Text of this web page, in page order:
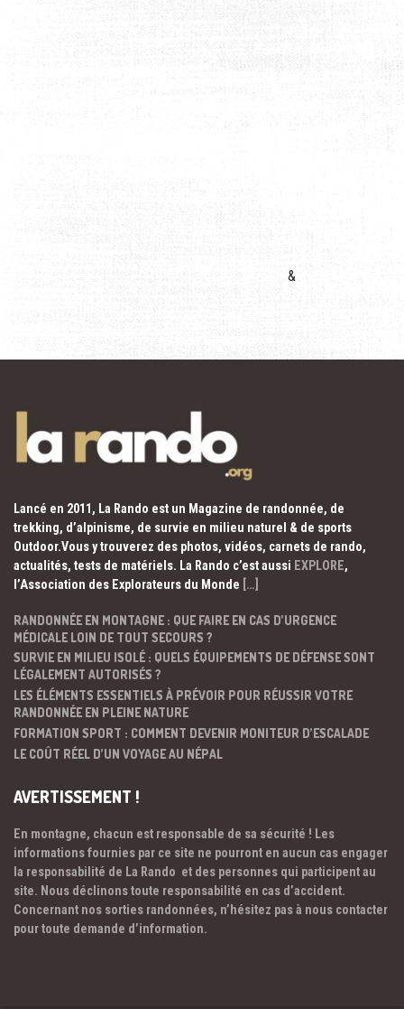
&
Lancé en 2011, La Rando est un Magazine de randonnée, de
trekking, d’alpinisme, de survie en milieu naturel & de sports
Outdoor.Vous y trouverez des photos, vidéos, carnets de rando,
actualités, tests de matériels. La Rando c’est aussi EXPLORE,
l’Association des Explorateurs du Monde […]
RANDONNÉE EN MONTAGNE : QUE FAIRE EN CAS D’URGENCE
MÉDICALE LOIN DE TOUT SECOURS ?
SURVIE EN MILIEU ISOLÉ : QUELS ÉQUIPEMENTS DE DÉFENSE SONT
LÉGALEMENT AUTORISÉS ?
LES ÉLÉMENTS ESSENTIELS À PRÉVOIR POUR RÉUSSIR VOTRE
RANDONNÉE EN PLEINE NATURE
FORMATION SPORT : COMMENT DEVENIR MONITEUR D’ESCALADE
LE COÛT RÉEL D’UN VOYAGE AU NÉPAL
AVERTISSEMENT !
En montagne, chacun est responsable de sa sécurité ! Les
informations fournies par ce site ne pourront en aucun cas engager
la responsabilité de La Rando et des personnes qui participent au
site. Nous déclinons toute responsabilité en cas d’accident.
Concernant nos sorties randonnées, n’hésitez pas à nous contacter
pour toute demande d’information.